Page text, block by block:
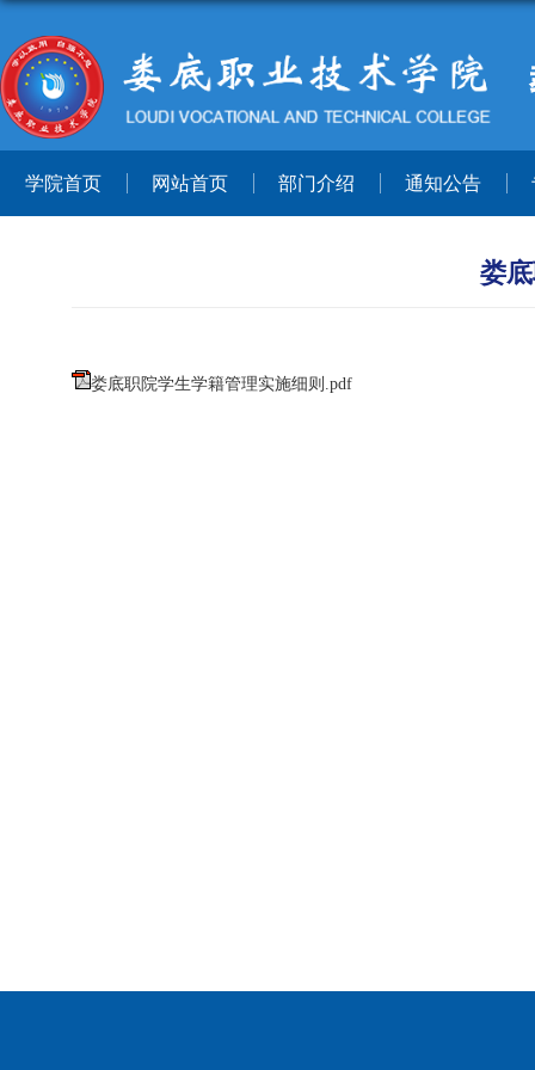
学院首页 网站首页 部门介绍 通知公告
娄
娄底职院学生学籍管理实施细则.pdf